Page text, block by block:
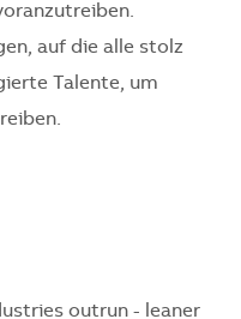
auf die alle stolz
Talente, um
outrun - leaner